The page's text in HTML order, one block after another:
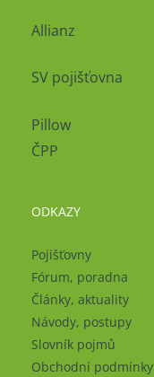
Allianz
SV pojišťovna
Pillow
ČPP
ODKAZY
Pojišťovny
Fórum, poradna
Články, aktuality
Návody, postupy
Slovník pojmů
Obchodní podmínky